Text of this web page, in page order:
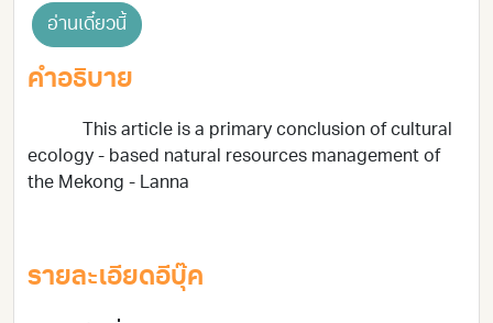
อ่านเดี๋ยวนี้
คำอธิบาย
This article is a primary conclusion of cultural
ecology - based natural resources management of
the Mekong - Lanna
รายละเอียดอีบุ๊ค